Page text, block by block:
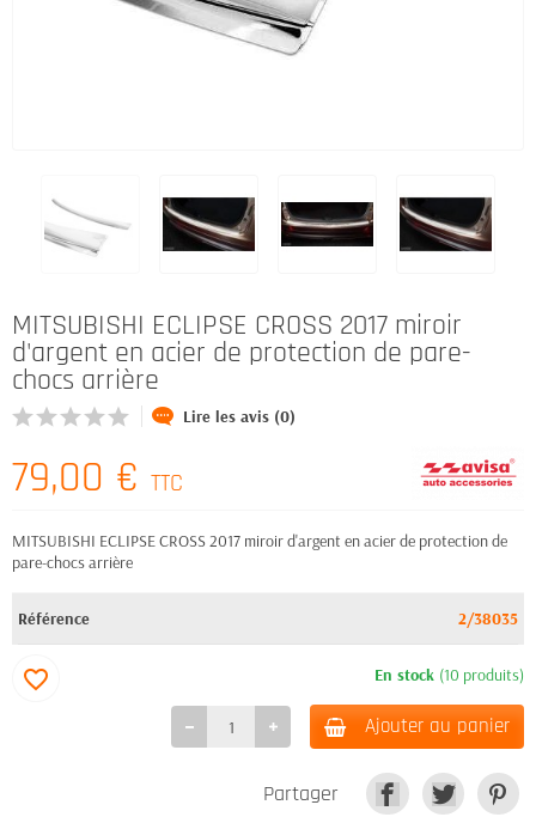
MITSUBISHI ECLIPSE CROSS 2017 miroir
d'argent en acier de protection de pare-
chocs arrière
Lire les avis (0)
79,00 € TTC
MITSUBISHI ECLIPSE CROSS 2017 miroir d'argent en acier de protection de
pare-chocs arrière
Référence 2/38035
En stock (10 produits)
Ajouter au panier
favorite_border
Partager